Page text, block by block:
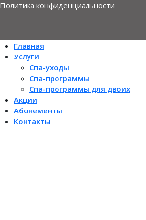
Политика конфиденциальности
Главная
Услуги
Спа-уходы
Спа-программы
Спа-программы для двоих
Акции
Абонементы
Контакты